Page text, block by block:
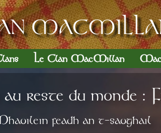
Le Clan MacMillan
reste du monde :
feadh an t-saoghail